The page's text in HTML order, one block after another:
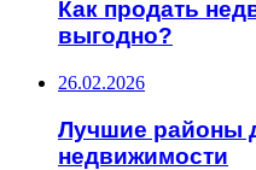
Как продать
выгодно?
26.02.2026
Лучшие районы
недвижимости